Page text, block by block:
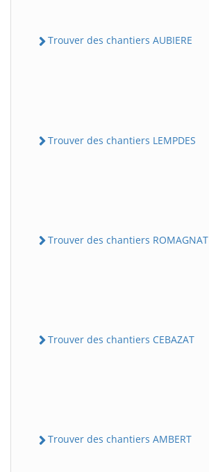
Trouver des chantiers AUBIERE
Trouver des chantiers LEMPDES
Trouver des chantiers ROMAGNAT
Trouver des chantiers CEBAZAT
Trouver des chantiers AMBERT